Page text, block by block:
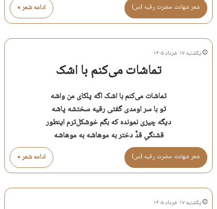
ادامه شعر » شعر شهادت حضرت رقيه (س)
یکشنبه ۱۷ خرداد ۱۴۰۵
تماشات می‌کنم با اشک
تماشات می‌کنم با اشک اگه پلکای من واشه
تو با سر اومدی گفتی رقیه سختشه پاشه
دیگه چیزی نمونده که بگم خوشکل‌ترم اینطور
قشنگیِ قدَّ دختر به موهاشه به موهاشه
ادامه شعر » شعر شهادت حضرت رقيه (س)
یکشنبه ۱۷ خرداد ۱۴۰۵